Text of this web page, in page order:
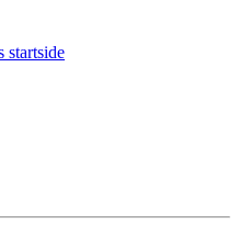
startside